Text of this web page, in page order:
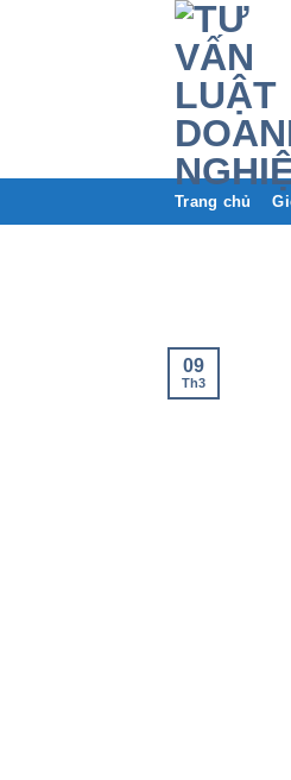
Trang chủ
09
Th3